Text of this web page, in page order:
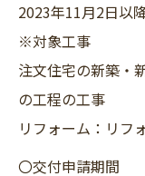
2023年11月2日以
※対象工事
注文住宅の新築・
の工程の工事
リフォーム：リフ
〇交付申請期間